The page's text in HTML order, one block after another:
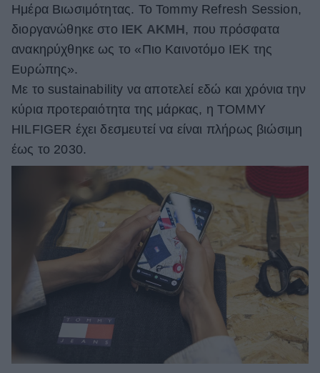
Αφιερώματα
ΒΟΞ
Χωρίς Ταμπέλες
Women's Forum
Hautes Grecians
Γάμος
Ημέρα Βιωσιμότητας. Το Tommy Refresh Session,
διοργανώθηκε στο ΙΕΚ ΑΚΜΗ, που πρόσφατα
ανακηρύχθηκε ως το «Πιο Καινοτόμο ΙΕΚ της
Ευρώπης».
Με το sustainability να αποτελεί εδώ και χρόνια την
κύρια προτεραιότητα της μάρκας, η TOMMY
HILFIGER έχει δεσμευτεί να είναι πλήρως βιώσιμη
έως το 2030.